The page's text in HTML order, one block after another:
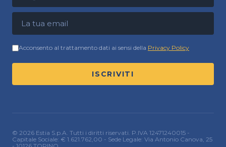
Indirizzo email
Acconsento al trattamento dati ai sensi della Privacy Policy
ISCRIVITI
© 2026 Estia S.p.A. Tutti i diritti riservati. P.IVA 12471240015 -
Capitale Sociale: € 1.621.762,00 - Sede Legale: Via Antonio Canova, 25